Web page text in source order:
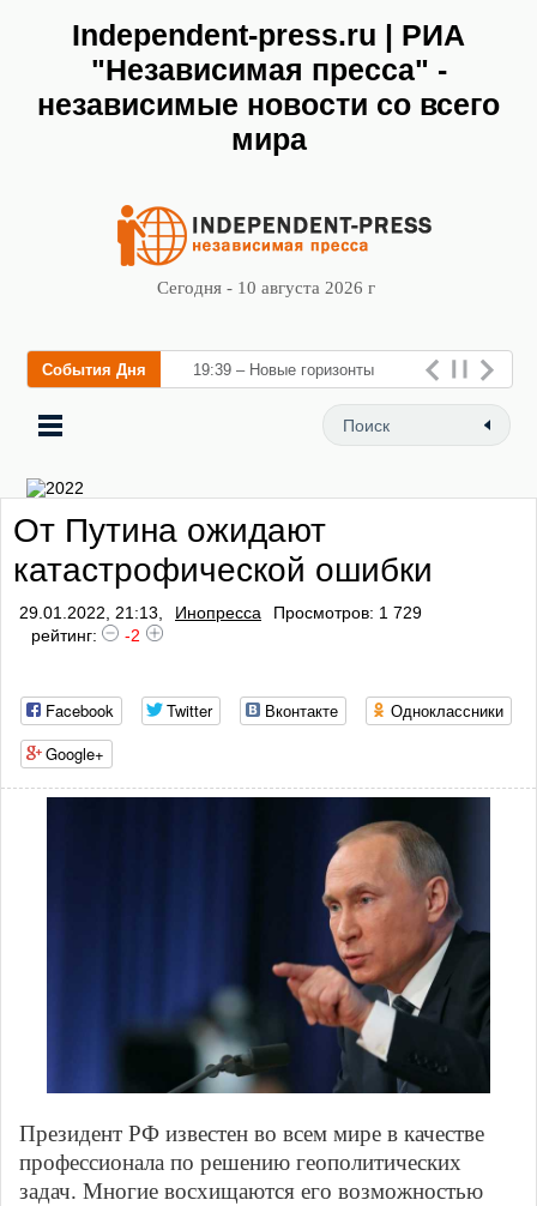
Independent-press.ru | РИА
"Независимая пресса" -
независимые новости со всего
мира
Сегодня - 10 августа 2026 г
События Дня 19:39 – Новые горизонты
флебологии: в Москве
открылся «Городской центр
От Путина ожидают
катастрофической ошибки
29.01.2022, 21:13, Инопресса
Просмотров: 1 729
рейтинг:
-2
Facebook Twitter Вконтакте
Одноклассники
Google+
Президент РФ известен во всем мире в качестве
профессионала по решению геополитических
задач. Многие восхищаются его возможностью